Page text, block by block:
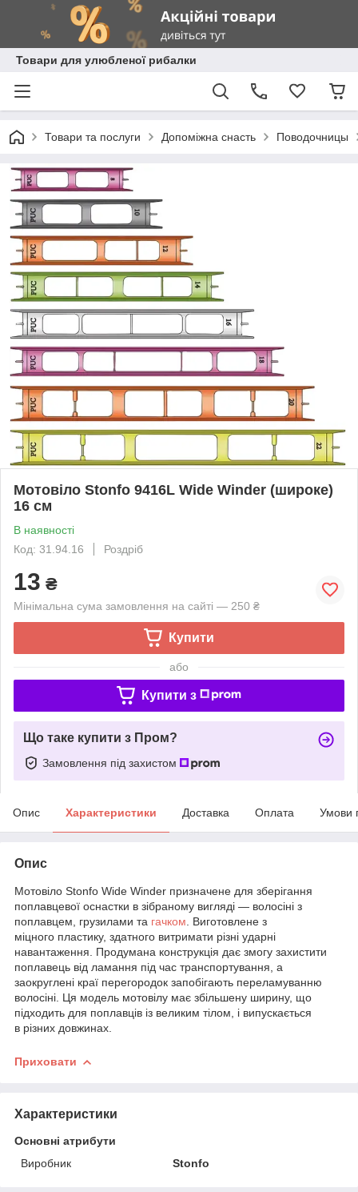
Товари для улюбленої рибалки
Товари та послуги Допоміжна снасть Поводочницы
Мотовіло Stonfo 9416L Wide Winder (широке)
16 см
В наявності
Код: 31.94.16
Роздріб
13 ₴
Мінімальна сума замовлення на сайті — 250 ₴
Купити
або
Купити з
Що таке купити з Пром?
Замовлення під захистом
Опис Характеристики Доставка Оплата Умови
Опис
Мотовіло Stonfo Wide Winder призначене для зберігання
поплавцевої оснастки в зібраному вигляді — волосіні з
поплавцем, грузилами та гачком . Виготовлене з
міцного пластику, здатного витримати різні ударні
навантаження. Продумана конструкція дає змогу захистити
поплавець від ламання під час транспортування, а
заокруглені краї перегородок запобігають переламуванню
волосіні. Ця модель мотовілу має збільшену ширину, що
підходить для поплавців із великим тілом, і випускається
в різних довжинах.
Приховати
Характеристики
Основні атрибути
Виробник
Stonfo